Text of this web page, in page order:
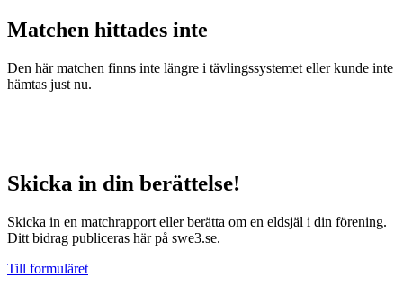
Matchen hittades inte
Den här matchen finns inte längre i tävlingssystemet eller kunde inte
hämtas just nu.
Skicka in din berättelse!
Skicka in en matchrapport eller berätta om en eldsjäl i din förening.
Ditt bidrag publiceras här på swe3.se.
Till formuläret